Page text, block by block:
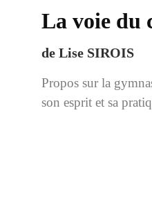
La voie du
de Lise SIROIS
Propos sur la
son esprit et sa